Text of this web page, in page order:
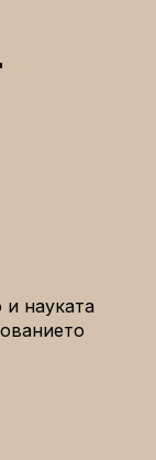
науката